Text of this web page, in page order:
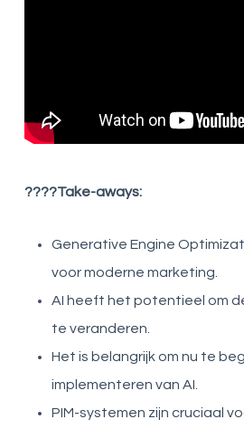
????Take-aways:
Generative Engine
voor moderne marketing.
AI heeft het potentieel om
te veranderen.
Het is belangrijk om nu te
implementeren van AI.
PIM-systemen zijn cruciaal